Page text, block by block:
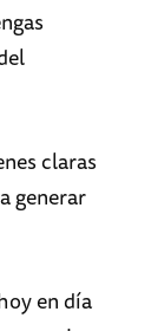
claras
generar
en día